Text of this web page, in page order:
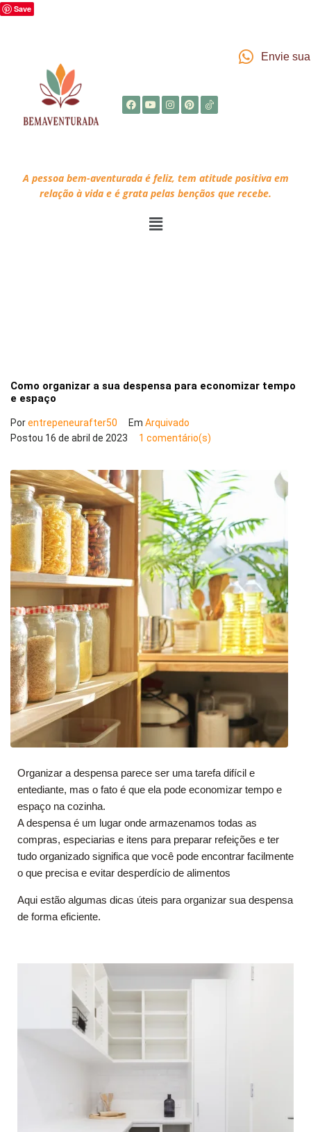
Save
Envie
A pessoa bem-aventurada é feliz, tem atitude positiva em
relação à vida e é grata pelas bençãos que recebe.
Como organizar a sua despensa para economizar tempo
e espaço
Porentrepeneurafter50 Em Arquivado
Postou 16 de abril de 2023 1 comentário(s)
Organizar a despensa parece ser uma tarefa difícil e
entediante, mas o fato é que ela pode economizar tempo e
espaço na cozinha.
A despensa é um lugar onde armazenamos todas as
compras, especiarias e itens para preparar refeições e ter
tudo organizado significa que você pode encontrar facilmente
o que precisa e evitar desperdício de alimentos
Aqui estão algumas dicas úteis para organizar sua despensa
de forma eficiente.